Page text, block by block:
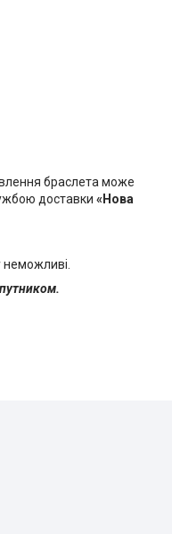
браслета може
доставки «Нова